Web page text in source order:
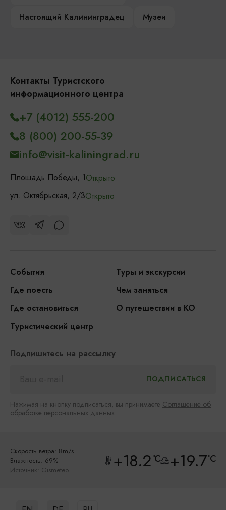
Настоящий Калининградец
Музеи
Контакты Туристского
информационного центра
Площадь Победы, 1Открыто
ул. Октябрьская, 2/3Открыто
+7 (4012) 555-200
8 (800) 200-55-39
info@visit-kaliningrad.ru
События
Туры и экскурсии
Где поесть
Чем заняться
Где остановиться
О путешествии в КО
Туристический центр
Подпишитесь на рассылку
Нажимая на кнопку подписаться, вы принимаете Соглашение об
обработке персональных данных
Скорость ветра: 8m/s
Влажность: 69%
Источник: Gismeteo +18.2°C +19.7°C